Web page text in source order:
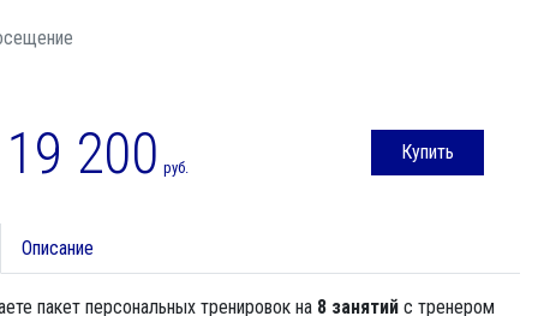
19 200 руб.
Купить
Описание
пакет персональных тренировок на 8 занятийс тренером